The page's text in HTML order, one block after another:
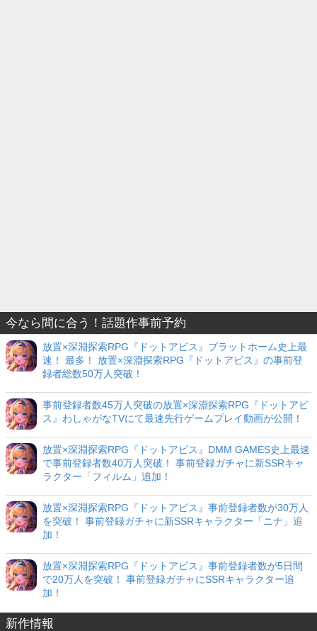
今なら間に合う！話題作事前予約
放置×深淵探索RPG『ドットアビス』プラットホーム史上最
速！ 最多！ 放置×深淵探索RPG『ドットアビス』の事前登
録者総数50万人突破！
事前登録者数45万人突破の放置×深淵探索RPG『ドットアビ
ス』わしゃがなTVにて最速先行ゲームプレイ動画が公開！
放置×深淵探索RPG『ドットアビス』DMM GAMES史上最速
で事前登録者数40万人突破！ 事前登録ガチャに新SSRキャ
ラクター「フィルム」追加！
放置×深淵探索RPG『ドットアビス』事前登録者数が30万人
を突破！ 事前登録ガチャに新SSRキャラクター「ニナ」追
加！
放置×深淵探索RPG『ドットアビス』事前登録者数が5日間
で20万人を突破！ 事前登録ガチャにSSRキャラクター追
加！
新作情報